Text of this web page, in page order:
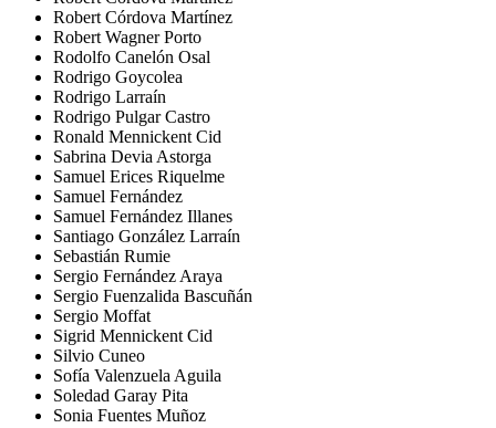
Robert Córdova Martínez
Robert Wagner Porto
Rodolfo Canelón Osal
Rodrigo Goycolea
Rodrigo Larraín
Rodrigo Pulgar Castro
Ronald Mennickent Cid
Sabrina Devia Astorga
Samuel Erices Riquelme
Samuel Fernández
Samuel Fernández Illanes
Santiago González Larraín
Sebastián Rumie
Sergio Fernández Araya
Sergio Fuenzalida Bascuñán
Sergio Moffat
Sigrid Mennickent Cid
Silvio Cuneo
Sofía Valenzuela Aguila
Soledad Garay Pita
Sonia Fuentes Muñoz